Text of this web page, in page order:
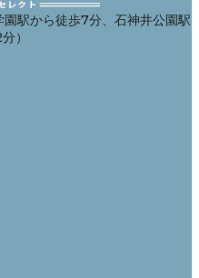
駅から徒歩7分、石神井公園駅
）